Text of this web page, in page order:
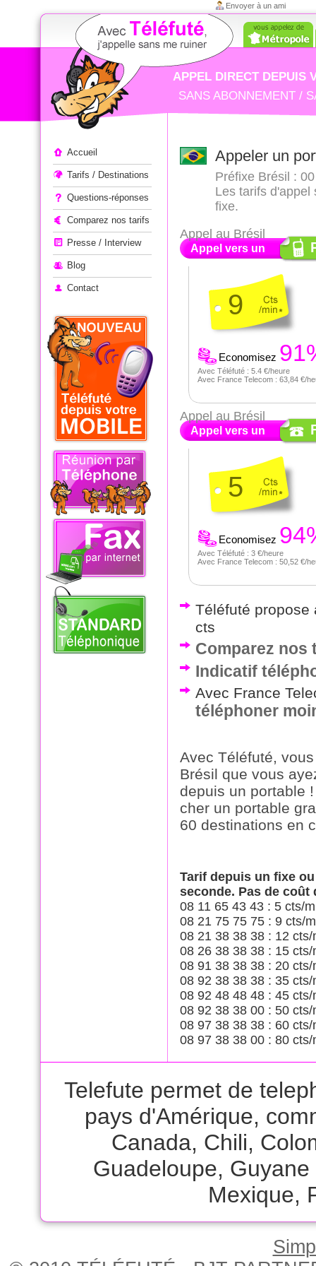
Envoyer à un ami
APPEL DIRECT DEPUIS
SANS ABONNEMENT /
Accueil
Tarifs / Destinations
Questions-réponses
Comparez nos tarifs
Presse / Interview
Blog
Contact
Appeler un
Préfixe Brésil :
Les tarifs d'appel
fixe.
Appel vers un
Appel au Brésil
9
Economisez
Avec Téléfuté : 5.4 €/heure
Avec France Telecom : 63,84 €/
Appel vers un
Appel au Brésil
5
Economisez
Avec Téléfuté : 3 €/heure
Avec France Telecom : 50,52 €/
Téléfuté propose
cts
Comparez nos
Indicatif
Avec France
téléphoner
Avec Téléfuté,
Brésil que vous
depuis un portable
cher un portable
60 destinations en
Tarif depuis un fixe
seconde. Pas de coût
08 11 65 43 43 : 5 cts/
08 21 75 75 75 : 9 cts/
08 21 38 38 38 : 12 cts/
08 26 38 38 38 : 15 cts/
08 91 38 38 38 : 20 cts/
08 92 38 38 38 : 35 cts/
08 92 48 48 48 : 45 cts/
08 92 38 38 00 : 50 cts/
08 97 38 38 38 : 60 cts/
08 97 38 38 00 : 80 cts/
Telefute permet de
pays d'Amérique,
Canada, Chili,
Guadeloupe,
Mexique,